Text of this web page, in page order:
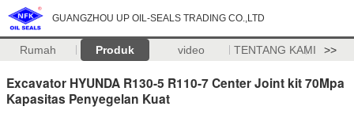
GUANGZHOU UP OIL-SEALS TRADING CO.,LTD
Rumah Produk video TENTANG KAMI >>
Excavator HYUNDA R130-5 R110-7 Center Joint kit 70Mpa
Kapasitas Penyegelan Kuat